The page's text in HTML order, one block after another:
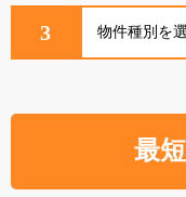
3